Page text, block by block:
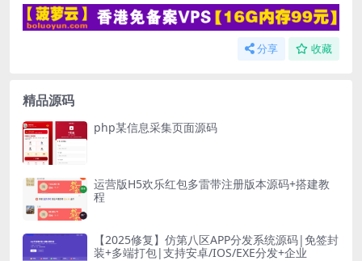
分享 收藏
精品源码
php某信息采集页面源码
运营版H5欢乐红包多雷带注册版本源码+搭建教
程
【2025修复】仿第八区APP分发系统源码|免签封
装+多端打包|支持安卓/IOS/EXE分发+企业